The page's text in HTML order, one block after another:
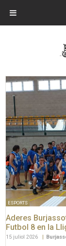
ESPORTS
Aderes
Futbol 8 en la
15 juliol 2026